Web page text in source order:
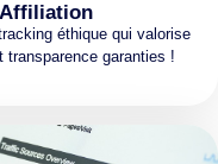
éthique qui valorise
garanties !